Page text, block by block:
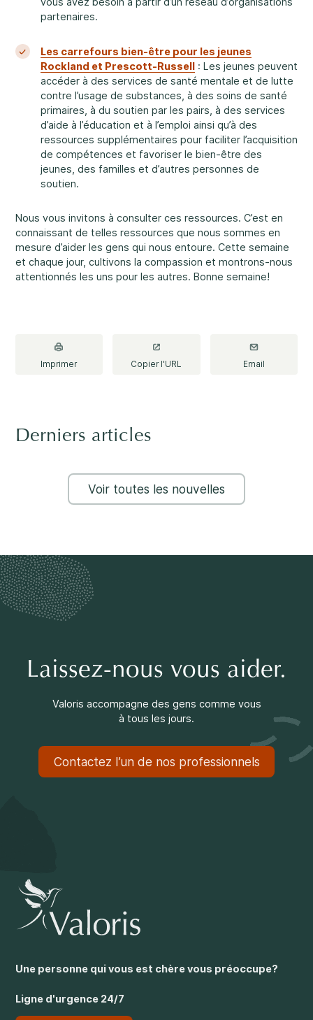
partenaires.
Les carrefours bien-être pour les jeunes
Rockland et Prescott-Russell: Les jeunes peuvent
accéder à des services de santé mentale et de lutte
contre l’usage de substances, à des soins de santé
primaires, à du soutien par les pairs, à des services
d’aide à l’éducation et à l’emploi ainsi qu’à des
ressources supplémentaires pour faciliter l’acquisition
de compétences et favoriser le bien-être des
jeunes, des familles et d’autres personnes de
soutien.
Nous vous invitons à consulter ces ressources. C’est en
connaissant de telles ressources que nous sommes en
mesure d’aider les gens qui nous entoure. Cette semaine
et chaque jour, cultivons la compassion et montrons-nous
attentionnés les uns pour les autres. Bonne semaine!
Imprimer Copier l'URL Email
Derniers articles
Voir toutes les nouvelles
Laissez-nous vous aider.
Valoris accompagne des gens comme vous
à tous les jours.
Contactez l’un de nos professionnels
Une personne qui vous est chère vous préoccupe?
Ligne d'urgence 24/7